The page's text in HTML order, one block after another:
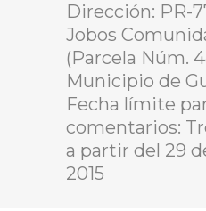
Dirección: PR-
Jobos
(Parcela Núm.
Municipio de
Fecha límite
comentarios:
a partir del 29
2015